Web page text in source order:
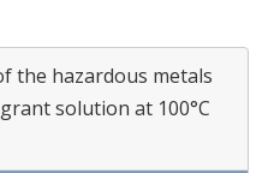
the hazardous metals
solution at 100°C